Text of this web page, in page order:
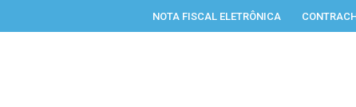
NOTA FISCAL ELETRÔNICA